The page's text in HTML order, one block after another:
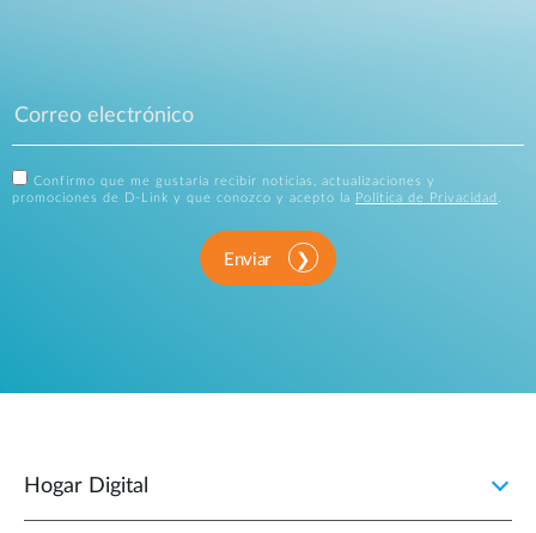
Confirmo que me gustaría recibir noticias, actualizaciones y
promociones de D-Link y que conozco y acepto la
Política de Privacidad .
Enviar
Hogar Digital